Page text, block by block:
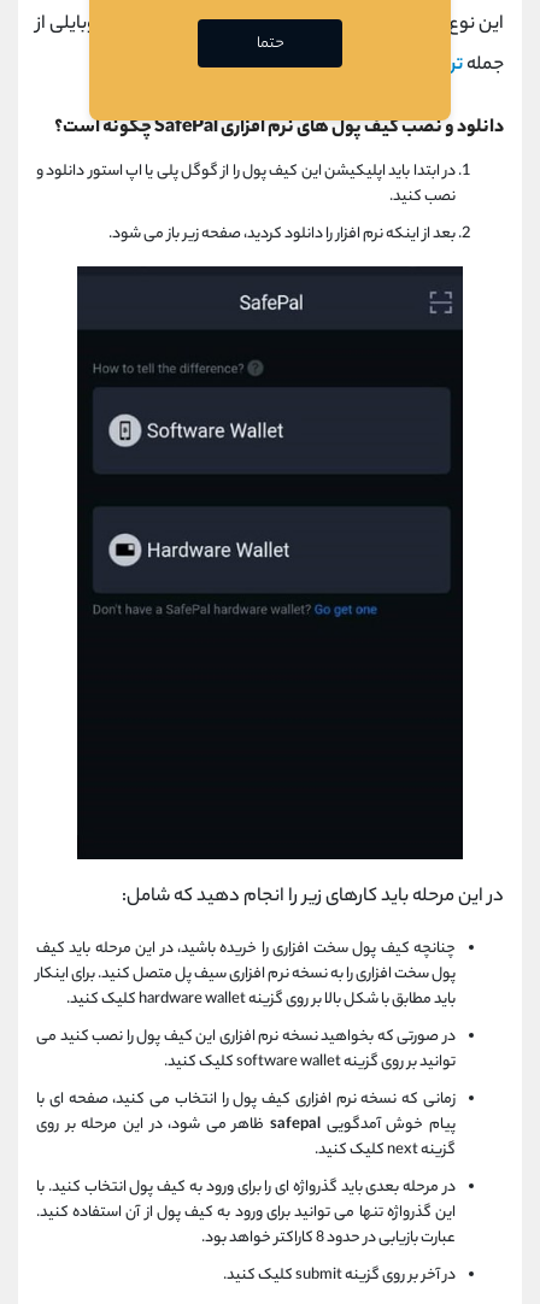
این نوع کیف پول را ندارند، می توانند از کیف پول های موبایلی از
جملهتراست ولت نیز استفاده کنند.
دانلود و نصب کیف پول های نرم افزاری SafePal چگونه است؟
در ابتدا باید اپلیکیشن این کیف پول را از گوگل پلی یا اپ استور دانلود و
نصب کنید.
بعد از اینکه نرم افزار را دانلود کردید، صفحه زیر باز می شود.
در این مرحله باید کارهای زیر را انجام دهید که شامل:
چنانچه کیف پول سخت افزاری را خریده باشید، در این مرحله باید کیف
پول سخت افزاری را به نسخه نرم افزاری سیف پل متصل کنید. برای اینکار
باید مطابق با شکل بالا بر روی گزینه hardware wallet کلیک کنید.
در صورتی که بخواهید نسخه نرم افزاری این کیف پول را نصب کنید می
توانید بر روی گزینه software wallet کلیک کنید.
زمانی که نسخه نرم افزاری کیف پول را انتخاب می کنید، صفحه ای با
پیام خوش آمدگویی safepalظاهر می شود، در این مرحله بر روی
گزینه next کلیک کنید.
در مرحله بعدی باید گذرواژه ای را برای ورود به کیف پول انتخاب کنید. با
این گذرواژه تنها می توانید برای ورود به کیف پول از آن استفاده کنید.
عبارت بازیابی در حدود 8 کاراکتر خواهد بود.
در آخر بر روی گزینه submit کلیک کنید.
حتما